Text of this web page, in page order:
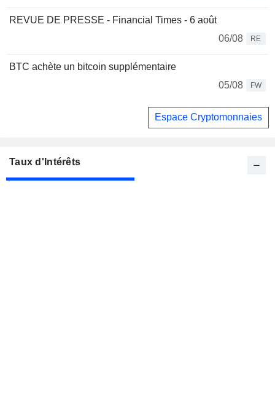
REVUE DE PRESSE - Financial Times - 6 août
06/08
RE
BTC achète un bitcoin supplémentaire
05/08
FW
Espace Cryptomonnaies
Taux d'Intérêts